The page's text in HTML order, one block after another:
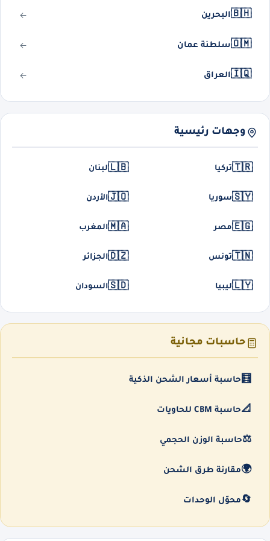
🇧🇭البحرين
🇴🇲سلطنة عمان
🇮🇶العراق
وجهات رئيسية
🇹🇷تركيا 🇱🇧لبنان
🇸🇾سوريا 🇯🇴الأردن
🇪🇬مصر 🇲🇦المغرب
🇹🇳تونس 🇩🇿الجزائر
🇱🇾ليبيا 🇸🇩السودان
حاسبات مجانية
🧮 حاسبة أسعار الشحن الذكية
📐حاسبة CBM للحاويات
⚖️حاسبة الوزن الحجمي
🌍مقارنة طرق الشحن
🔄 محوّل الوحدات